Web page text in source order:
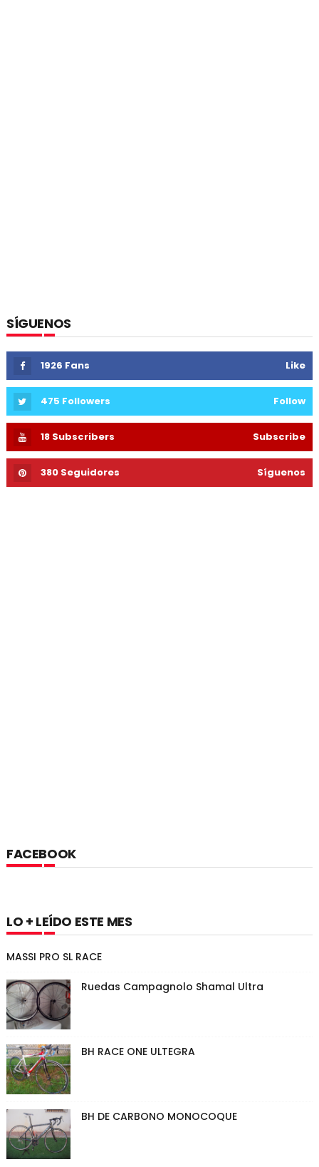
SÍGUENOS
1926 Fans Like
475 Followers Follow
18 Subscribers Subscribe
380 Seguidores Síguenos
FACEBOOK
LO + LEÍDO ESTE MES
MASSI PRO SL RACE
Ruedas Campagnolo Shamal Ultra
BH RACE ONE ULTEGRA
BH DE CARBONO MONOCOQUE